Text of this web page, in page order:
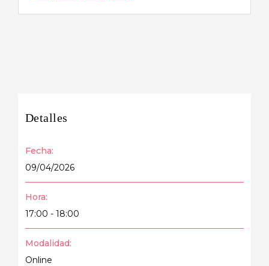
Detalles
Fecha:
09/04/2026
Hora:
17:00 - 18:00
Modalidad:
Online